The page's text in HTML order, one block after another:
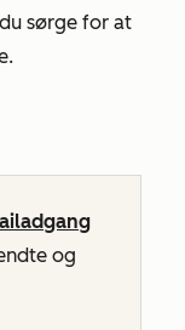
sørge for at
og